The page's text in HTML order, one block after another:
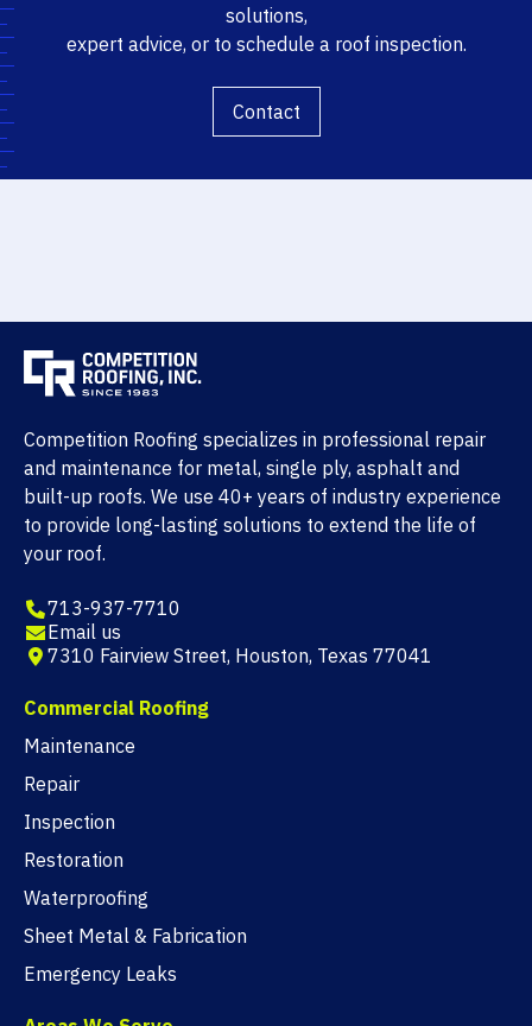
solutions,
expert advice, or to schedule a roof inspection.
Contact
Competition Roofing specializes in professional repair
and maintenance for metal, single ply, asphalt and
built-up roofs. We use 40+ years of industry experience
to provide long-lasting solutions to extend the life of
your roof.
713-937-7710
Email us
7310 Fairview Street, Houston, Texas 77041
Commercial Roofing
Maintenance
Repair
Inspection
Restoration
Waterproofing
Sheet Metal & Fabrication
Emergency Leaks